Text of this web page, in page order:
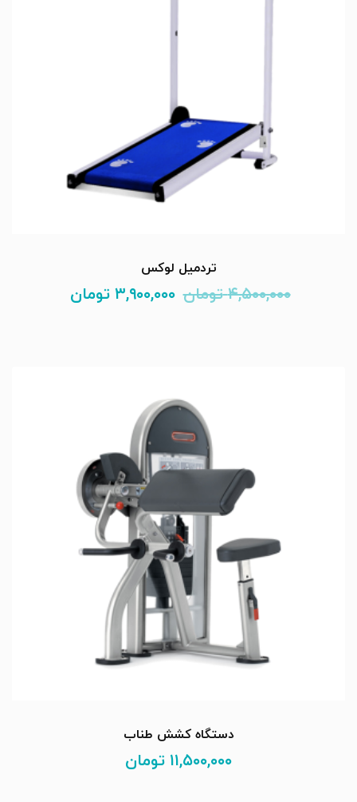
تردمیل لوکس
۴,۵۰۰,۰۰۰ تومان ۳,۹۰۰,۰۰۰ تومان
دستگاه کشش طناب
۱۱,۵۰۰,۰۰۰ تومان